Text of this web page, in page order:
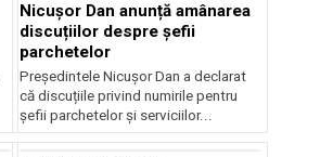
Nicușor Dan anunță amânarea
discuțiilor despre șefii
parchetelor
Președintele Nicușor Dan a declarat
că discuțiile privind numirile pentru
șefii parchetelor și serviciilor...